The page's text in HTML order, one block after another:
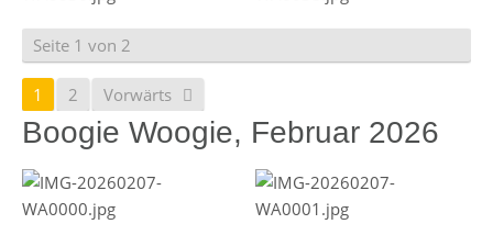
Seite 1 von 2
1 2 Vorwärts
Boogie Woogie, Februar 2026